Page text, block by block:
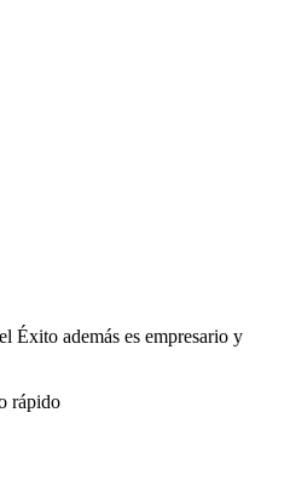
Éxito además es empresario y
rápido